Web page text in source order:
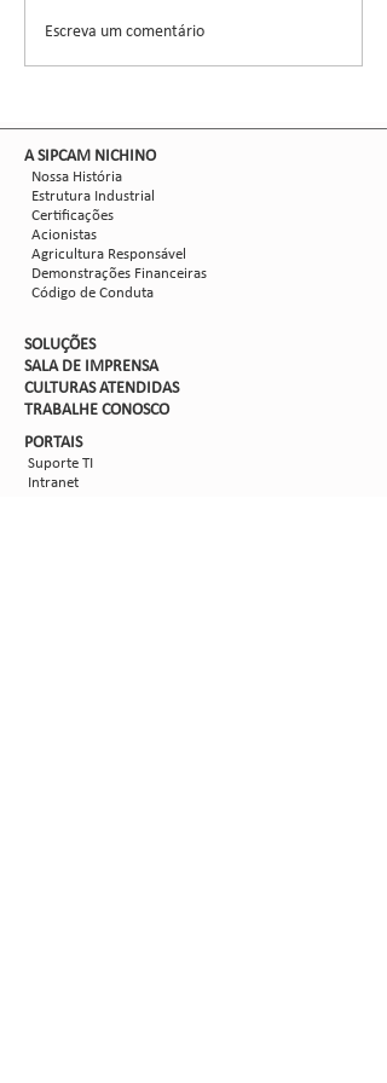
Nova safra de milho:
como mitigar as perdas
Escreva um comentário
​A SIPCAM NICHINO
Nossa História
Estrutura Industrial
Certificações
Acionistas
Agricultura Responsável
Demonstrações Financeiras
Código de Conduta
SOLUÇÕES
SALA DE IMPRENSA
CULTURAS ATENDIDAS
TRABALHE CONOSCO
PORTAIS
Suporte TI
Intranet